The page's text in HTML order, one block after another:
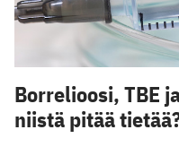
Borrelioosi, TBE
niistä pitää